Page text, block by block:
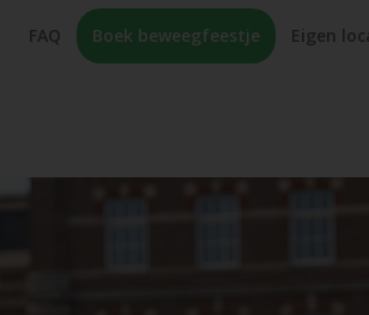
FAQ Boek beweegfeestje Eigen